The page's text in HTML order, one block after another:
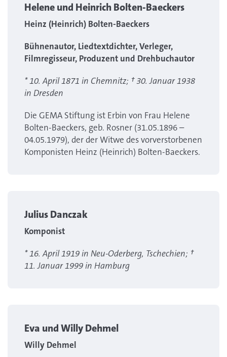
Helene und Heinrich Bolten-Baeckers
Heinz (Heinrich) Bolten-Baeckers
Bühnenautor, Liedtextdichter, Verleger,
Filmregisseur, Produzent und Drehbuchautor
* 10. April 1871 in Chemnitz; † 30. Januar 1938
in Dresden
Die GEMA Stiftung ist Erbin von Frau Helene
Bolten-Baeckers, geb. Rosner (31.05.1896 –
04.05.1979), der der Witwe des vorverstorbenen
Komponisten Heinz (Heinrich) Bolten-Baeckers.
Julius Danczak
Komponist
* 16. April 1919 in Neu-Oderberg, Tschechien; †
11. Januar 1999 in Hamburg
Eva und Willy Dehmel
Willy Dehmel